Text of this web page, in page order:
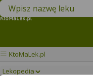
Znajdź lek w swojej okolicy
KtoMaLek.pl
Lekopedia